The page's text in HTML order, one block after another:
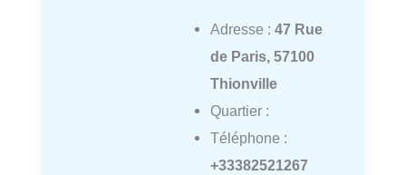
Adresse : 47 Rue
de Paris, 57100
Thionville
Quartier :
Téléphone :
+33382521267